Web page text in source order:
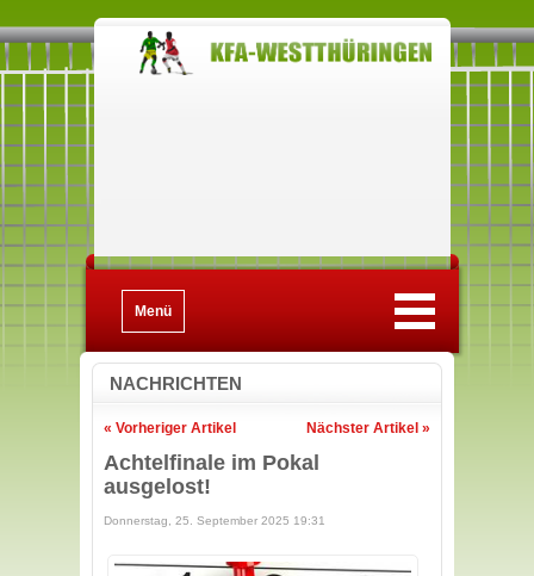
Menü
NACHRICHTEN
Nächster Artikel »
« Vorheriger Artikel
Achtelfinale im Pokal
ausgelost!
Donnerstag, 25. September 2025 19:31